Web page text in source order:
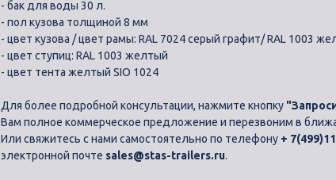
- бак для воды 30 л.
- пол кузова толщиной 8 мм
- цвет кузова / цвет рамы: RAL 7024 серый графит/ RAL 1003
- цвет ступиц: RAL 1003 желтый
- цвет тента желтый SIO 1024
Для более подробной консультации, нажмите кнопку
Вам полное коммерческое предложение и перезвоним в
Или свяжитесь с нами самостоятельно по телефону +
электронной почте sales@stas-trailers.ru.